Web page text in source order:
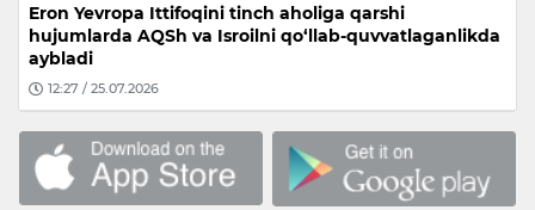
Eron Yevropa Ittifoqini tinch aholiga qarshi
hujumlarda AQSh va Isroilni qo‘llab-quvvatlaganlikda
aybladi
12:27 / 25.07.2026